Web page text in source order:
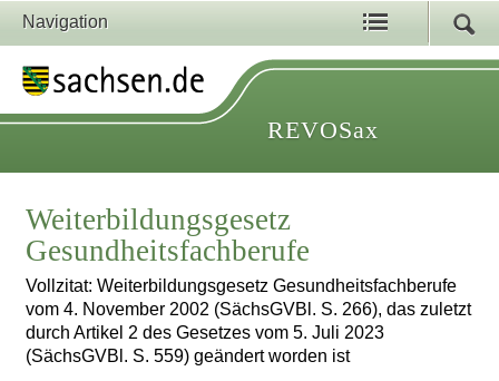
Navigation
REVOSax
Weiterbildungsgesetz
Gesundheitsfachberufe
Vollzitat: Weiterbildungsgesetz Gesundheitsfachberufe
vom 4. November 2002 (SächsGVBl. S. 266), das zuletzt
durch Artikel 2 des Gesetzes vom 5. Juli 2023
(SächsGVBl. S. 559) geändert worden ist